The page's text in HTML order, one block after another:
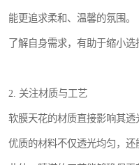
能更追求柔和、温馨的氛围。
了解自身需求，有助于缩小
2. 关注材质与工艺
软膜天花的材质直接影响其透
优质的材料不仅透光均匀，还